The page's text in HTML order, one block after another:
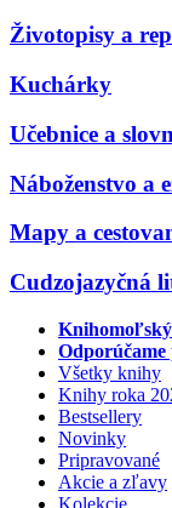
Životopisy a
Kuchárky
Učebnice a
Náboženstvo a
Mapy a
Cudzojazyčná
Odporúčame
Všetky knihy
Knihy roka
Bestsellery
Novinky
Pripravované
Akcie a zľavy
Kolekcie